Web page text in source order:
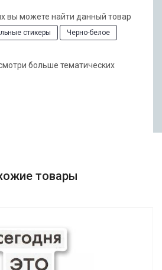
вы можете найти данный товар
стикеры Черно-белое
больше тематических
товары